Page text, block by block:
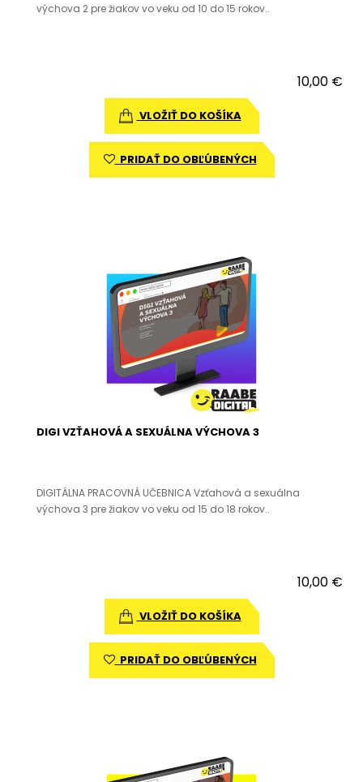
výchova 2 pre žiakov vo veku od 10 do 15 rokov..
10,00 €
VLOŽIŤ DO KOŠÍKA
PRIDAŤ DO OBĽÚBENÝCH
DIGI VZŤAHOVÁ A SEXUÁLNA VÝCHOVA 3
DIGITÁLNA PRACOVNÁ UČEBNICA Vzťahová a sexuálna
výchova 3 pre žiakov vo veku od 15 do 18 rokov..
10,00 €
VLOŽIŤ DO KOŠÍKA
PRIDAŤ DO OBĽÚBENÝCH